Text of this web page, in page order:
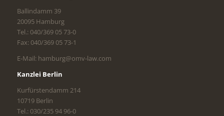
Ballindamm 39
20095 Hamburg
Tel.: 040/369 05 73-0
Fax: 040/369 05 73-1
E-Mail: hamburg@omv-law.com
Kanzlei Berlin
Kurfürstendamm 214
10719 Berlin
Tel.: 030/235 94 96-0